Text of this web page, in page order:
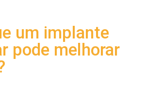
um implante
pode melhorar